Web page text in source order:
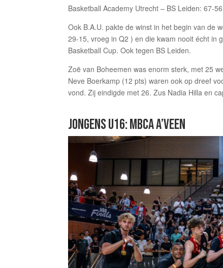
Basketball Academy Utrecht – BS Leiden: 67-56
Ook B.A.U. pakte de winst in het begin van de
29-15, vroeg in Q2 ) en die kwam nooit écht in
Basketball Cup. Ook tegen BS Leiden.
Zoë van Boheemen was enorm sterk, met 25
Neve Boerkamp (12 pts) waren ook op dreef
vond. Zij eindigde met 26. Zus Nadia Hilla en
JONGENS U16: MBCA A’VEEN